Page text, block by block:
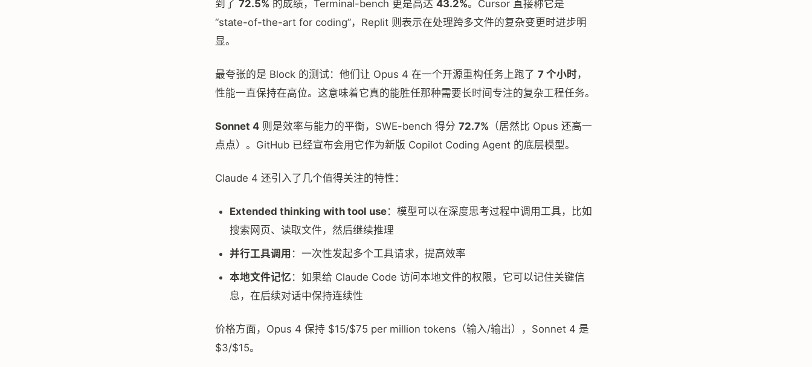
到了 72.5% 的成绩，Terminal-bench 更是高达 43.2%。Cursor 直接称它是
“state-of-the-art for coding”，Replit 则表示在处理跨多文件的复杂变更时进步明
显。
最夸张的是 Block 的测试：他们让 Opus 4 在一个开源重构任务上跑了 7 个小时，
性能一直保持在高位。这意味着它真的能胜任那种需要长时间专注的复杂工程任务。
Sonnet 4 则是效率与能力的平衡，SWE-bench 得分 72.7% （居然比 Opus 还高一
点点）。GitHub 已经宣布会用它作为新版 Copilot Coding Agent 的底层模型。
Claude 4 还引入了几个值得关注的特性：
Extended thinking with tool use：模型可以在深度思考过程中调用工具，比如
搜索网页、读取文件，然后继续推理
并行工具调用 ：一次性发起多个工具请求，提高效率
本地文件记忆 ：如果给 Claude Code 访问本地文件的权限，它可以记住关键信
息，在后续对话中保持连续性
价格方面，Opus 4 保持 $15/$75 per million tokens（输入/输出），Sonnet 4 是
$3/$15。